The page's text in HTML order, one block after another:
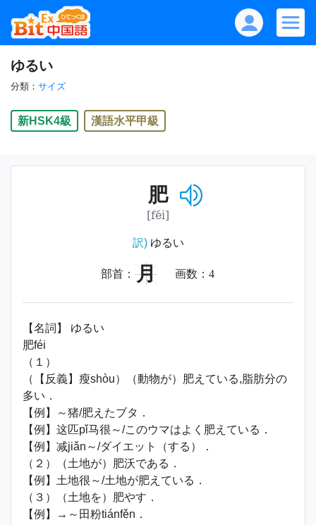
ゆるい
分類： サイズ
新HSK4級 漢語水平甲級
肥
[féi]
訳)ゆるい
部首： 月 画数： 4
【名詞】 ゆるい
肥féi
（１）
（【反義】瘦shòu）（動物が）肥えている,脂肪分の
多い．
【例】～猪/肥えたブタ．
【例】这匹pǐ马很～/このウマはよく肥えている．
【例】减jiǎn～/ダイエット（する）．
（２）（土地が）肥沃である．
【例】土地很～/土地が肥えている．
（３）（土地を）肥やす．
【例】→～田粉tiánfěn．